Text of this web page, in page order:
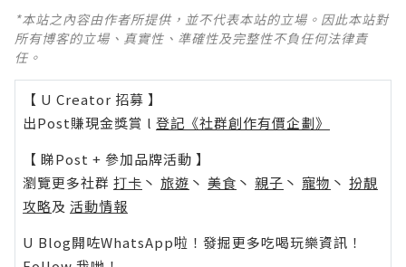
*本站之內容由作者所提供，並不代表本站的立場。因此本站對
所有博客的立場、真實性、準確性及完整性不負任何法律責
任。
【 U Creator 招募 】
出Post賺現金獎賞 l 登記《社群創作有價企劃》
【 睇Post + 參加品牌活動 】
瀏覽更多社群 打卡 丶 旅遊 丶 美食 丶 親子 丶 寵物 丶 扮靚
攻略及 活動情報
U Blog開咗WhatsApp啦！發掘更多吃喝玩樂資訊！